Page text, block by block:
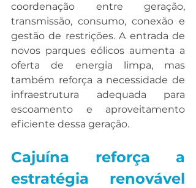
coordenação entre geração,
transmissão, consumo, conexão e
gestão de restrições. A entrada de
novos parques eólicos aumenta a
oferta de energia limpa, mas
também reforça a necessidade de
infraestrutura adequada para
escoamento e aproveitamento
eficiente dessa geração.
Cajuína reforça a
estratégia renovável